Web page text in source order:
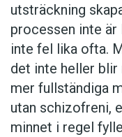
utsträckning
processen inte
inte fel lika ofta.
det inte heller
mer fullständiga
utan schizofreni,
minnet i regel